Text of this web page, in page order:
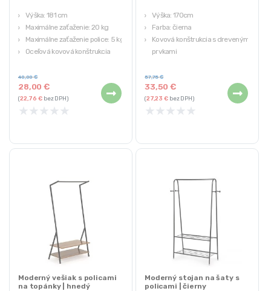
Výška: 181 cm
Maximálne zaťaženie: 20 kg
Maximálne zaťaženie police: 5 kg
Oceľová kovová konštrukcia
28,00€
40,00€
(22,76€bez DPH)
★ ★ ★ ★ ★
Výška: 170cm
Farba: čierna
Kovová konštrukcia s drevenými
prvkami
Stabilná kovová základňa
33,50€
57,75€
(27,23€bez DPH)
★ ★ ★ ★ ★
Moderný vešiak s policami
na topánky | hnedý
Moderný stojan na šaty s
policami | čierny